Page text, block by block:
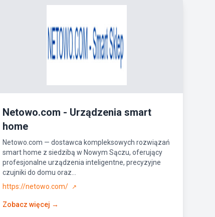
Netowo.com - Urządzenia smart
home
Netowo.com — dostawca kompleksowych rozwiązań
smart home z siedzibą w Nowym Sączu, oferujący
profesjonalne urządzenia inteligentne, precyzyjne
czujniki do domu oraz...
https://netowo.com/
↗
Zobacz więcej →